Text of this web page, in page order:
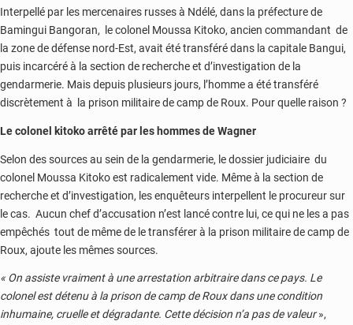
Interpellé par les mercenaires russes à Ndélé, dans la préfecture de
Bamingui Bangoran, le colonel Moussa Kitoko, ancien commandant de
la zone de défense nord-Est, avait été transféré dans la capitale Bangui,
puis incarcéré à la section de recherche et d’investigation de la
gendarmerie. Mais depuis plusieurs jours, l’homme a été transféré
discrètement à la prison militaire de camp de Roux. Pour quelle raison ?
Le colonel kitoko arrêté par les hommes de Wagner
Selon des sources au sein de la gendarmerie, le dossier judiciaire du
colonel Moussa Kitoko est radicalement vide. Même à la section de
recherche et d’investigation, les enquêteurs interpellent le procureur sur
le cas. Aucun chef d’accusation n’est lancé contre lui, ce qui ne les a pas
empêchés tout de même de le transférer à la prison militaire de camp de
Roux, ajoute les mêmes sources.
« On assiste vraiment à une arrestation arbitraire dans ce pays. Le
colonel est détenu à la prison de camp de Roux dans une condition
inhumaine, cruelle et dégradante. Cette décision n’a pas de valeur»,